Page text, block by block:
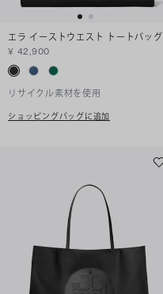
エラ イーストウエスト トートバッグ
¥ 42,900
リサイクル素材を使用
ショッピングバッグに追加